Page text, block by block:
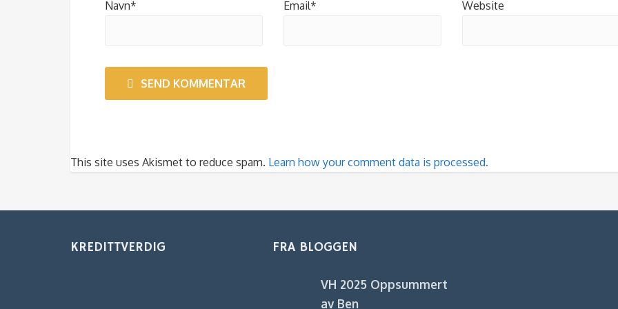
Navn* Email* Website
SEND KOMMENTAR
This site uses Akismet to reduce spam. Learn how your comment data is processed.
KREDITTVERDIG FRA BLOGGEN
VH 2025 Oppsummert
av Ben